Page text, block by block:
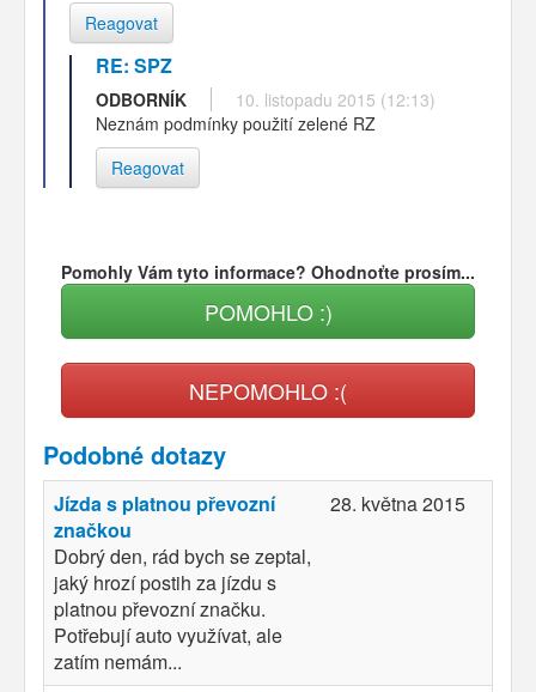
Reagovat
RE: SPZ
ODBORNÍK
10. listopadu 2015 (12:13)
Neznám podmínky použití zelené RZ
Reagovat
Pomohly Vám tyto informace? Ohodnoťte prosím...
POMOHLO :)
NEPOMOHLO :(
Podobné dotazy
Jízda s platnou převozní
značkou
Dobrý den, rád bych se zeptal,
jaký hrozí postih za jízdu s
platnou převozní značku.
Potřebují auto využívat, ale
zatím nemám...
28. května 2015